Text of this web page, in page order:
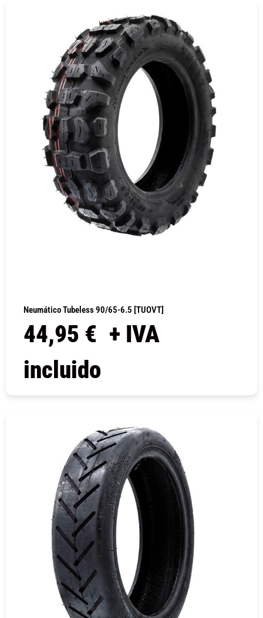
Neumático Tubeless 90/65-6.5 [TUOVT]
44,95 € + IVA
incluido